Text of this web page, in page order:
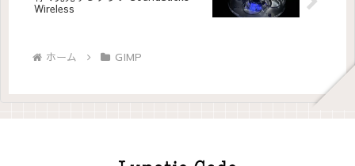
Wireless
ホーム GIMP